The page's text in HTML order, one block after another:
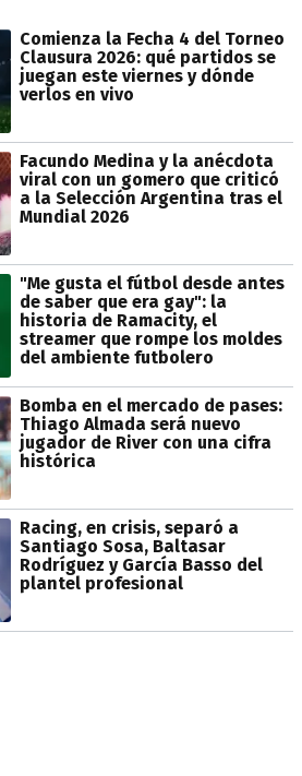
Comienza la Fecha 4 del Torneo
Clausura 2026: qué partidos se
juegan este viernes y dónde
verlos en vivo
Facundo Medina y la anécdota
viral con un gomero que criticó
a la Selección Argentina tras el
Mundial 2026
"Me gusta el fútbol desde antes
de saber que era gay": la
historia de Ramacity, el
streamer que rompe los moldes
del ambiente futbolero
Bomba en el mercado de pases:
Thiago Almada será nuevo
jugador de River con una cifra
histórica
Racing, en crisis, separó a
Santiago Sosa, Baltasar
Rodríguez y García Basso del
plantel profesional